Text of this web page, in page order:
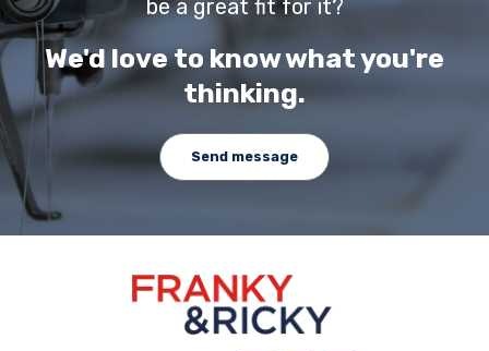
be a great fit for it?
We'd love to know what you're
thinking.
Send message